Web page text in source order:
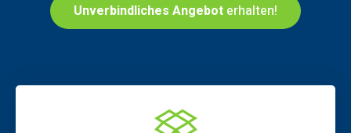
Unverbindliches Angebot erhalten!